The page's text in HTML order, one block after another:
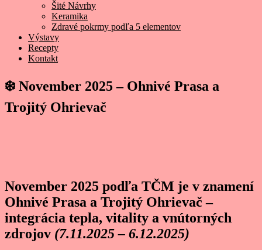
Šité Návrhy
Keramika
Zdravé pokrmy podľa 5 elementov
Výstavy
Recepty
Kontakt
❄️ November 2025 – Ohnivé Prasa a
Trojitý Ohrievač
November 2025 podľa TČM je v znamení
Ohnivé Prasa a Trojitý Ohrievač –
integrácia tepla, vitality a vnútorných
zdrojov (7.11.2025 – 6.12.2025)